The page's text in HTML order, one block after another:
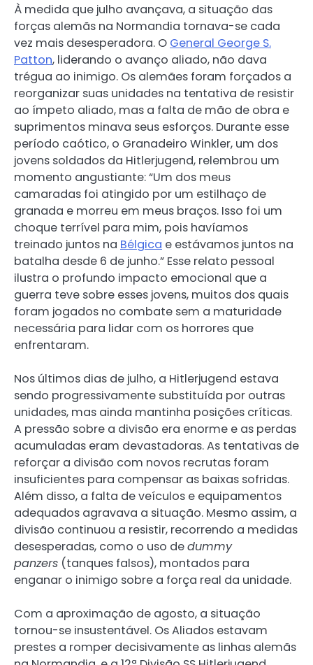
À medida que julho avançava, a situação das
forças alemãs na Normandia tornava-se cada
vez mais desesperadora. O General George S.
Patton, liderando o avanço aliado, não dava
trégua ao inimigo. Os alemães foram forçados a
reorganizar suas unidades na tentativa de resistir
ao ímpeto aliado, mas a falta de mão de obra e
suprimentos minava seus esforços. Durante esse
período caótico, o Granadeiro Winkler, um dos
jovens soldados da Hitlerjugend, relembrou um
momento angustiante: “Um dos meus
camaradas foi atingido por um estilhaço de
granada e morreu em meus braços. Isso foi um
choque terrível para mim, pois havíamos
treinado juntos na Bélgica e estávamos juntos na
batalha desde 6 de junho.” Esse relato pessoal
ilustra o profundo impacto emocional que a
guerra teve sobre esses jovens, muitos dos quais
foram jogados no combate sem a maturidade
necessária para lidar com os horrores que
enfrentaram.
Nos últimos dias de julho, a Hitlerjugend estava
sendo progressivamente substituída por outras
unidades, mas ainda mantinha posições críticas.
A pressão sobre a divisão era enorme e as perdas
acumuladas eram devastadoras. As tentativas de
reforçar a divisão com novos recrutas foram
insuficientes para compensar as baixas sofridas.
Além disso, a falta de veículos e equipamentos
adequados agravava a situação. Mesmo assim, a
divisão continuou a resistir, recorrendo a medidas
desesperadas, como o uso dedummy
panzers (tanques falsos), montados para
enganar o inimigo sobre a força real da unidade.
Com a aproximação de agosto, a situação
tornou-se insustentável. Os Aliados estavam
prestes a romper decisivamente as linhas alemãs